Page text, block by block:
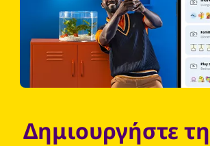
Δημιουργήστε